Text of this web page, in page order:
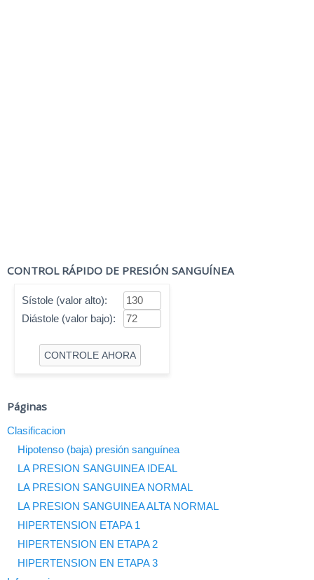
CONTROL RÁPIDO DE PRESIÓN SANGUÍNEA
Sístole (valor alto):
Diástole (valor bajo):
Páginas
Clasificacion
Hipotenso (baja) presión sanguínea
LA PRESION SANGUINEA IDEAL
LA PRESION SANGUINEA NORMAL
LA PRESION SANGUINEA ALTA NORMAL
HIPERTENSION ETAPA 1
HIPERTENSION EN ETAPA 2
HIPERTENSION EN ETAPA 3